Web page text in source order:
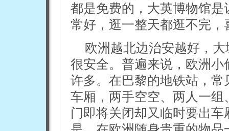
都是免费的，大英博物馆
常好，逛一整天都逛不完
欧洲越北边治安越好，
很安全。普遍来说，欧洲
许多。在巴黎的地铁站，
车厢，两手空空、两人一
门即将关闭却又临时要出